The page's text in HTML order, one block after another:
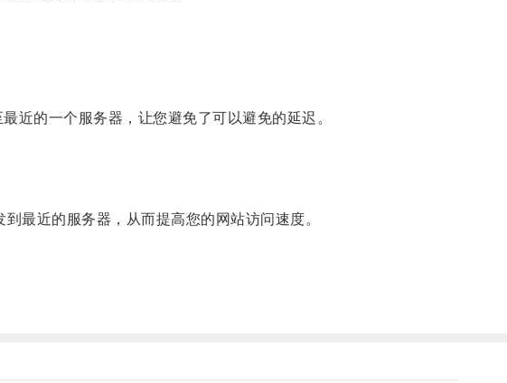
的一个服务器，让您避免了可以避免的延迟。
近的服务器，从而提高您的网站访问速度。